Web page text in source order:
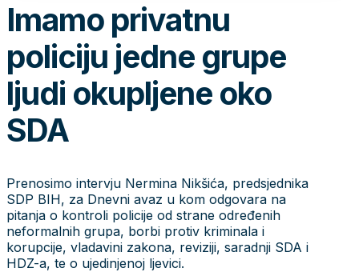
Imamo privatnu
policiju jedne grupe
ljudi okupljene oko
SDA
Prenosimo intervju Nermina Nikšića, predsjednika
SDP BIH, za Dnevni avaz u kom odgovara na
pitanja o kontroli policije od strane određenih
neformalnih grupa, borbi protiv kriminala i
korupcije, vladavini zakona, reviziji, saradnji SDA i
HDZ-a, te o ujedinjenoj ljevici.